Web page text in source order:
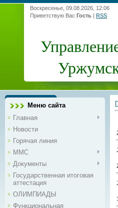
Воскресенье, 09.08.2026, 12:06
Приветствую Вас Гость | RSS
Меню сайта
Главная
Новости
Горячая линия
ММС
Документы
Государственная итоговая
аттестация
ОЛИМПИАДЫ
Функциональная